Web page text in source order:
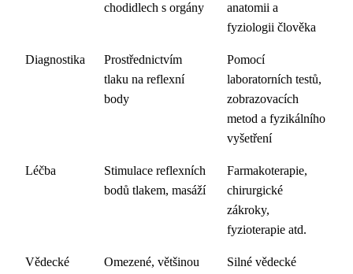
chodidlech s orgány
anatomii a
fyziologii člověka
Diagnostika
Prostřednictvím
tlaku na reflexní
body
Pomocí
laboratorních testů,
zobrazovacích
metod a fyzikálního
vyšetření
Léčba
Stimulace reflexních
bodů tlakem, masáží
Farmakoterapie,
chirurgické
zákroky,
fyzioterapie atd.
Vědecké
Omezené, většinou
Silné vědecké